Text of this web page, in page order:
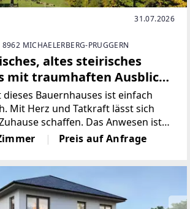
31.07.2026
MICHAELERBERG-PRUGGERN
altes steirisches
mit traumhaften Ausblick
Bauernhauses ist einfach
Mit Herz und Tatkraft lässt sich
schaffen. Das Anwesen ist
alt und zeigt eine unglaubliche
Es weist aufgrund des Baualters
Preis auf Anfrage